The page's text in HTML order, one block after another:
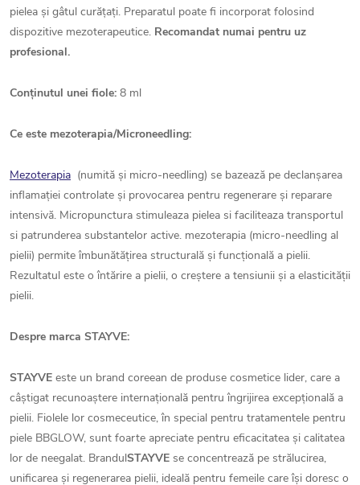
pielea și gâtul curățați. Preparatul poate fi incorporat folosind
dispozitive mezoterapeutice. Recomandat numai pentru uz
profesional.
Conținutul unei fiole: 8 ml
Ce este mezoterapia/Microneedling:
Mezoterapia (numită și micro-needling) se bazează pe declanșarea
inflamației controlate și provocarea pentru regenerare și reparare
intensivă. Micropunctura stimuleaza pielea si faciliteaza transportul
si patrunderea substantelor active. mezoterapia (micro-needling al
pielii) permite îmbunătățirea structurală și funcțională a pielii.
Rezultatul este o întărire a pielii, o creștere a tensiunii și a elasticității
pielii.
Despre marca STAYVE:
STAYVE este un brand coreean de produse cosmetice lider, care a
câștigat recunoaștere internațională pentru îngrijirea excepțională a
pielii. Fiolele lor cosmeceutice, în special pentru tratamentele pentru
piele BBGLOW, sunt foarte apreciate pentru eficacitatea și calitatea
lor de neegalat. BrandulSTAYVE se concentrează pe strălucirea,
unificarea și regenerarea pielii, ideală pentru femeile care își doresc o